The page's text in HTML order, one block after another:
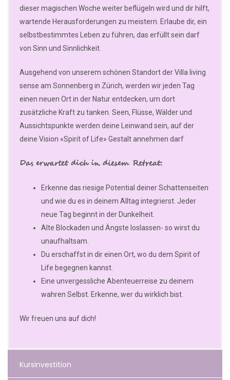
dieser magischen Woche weiter beflügeln wird und dir hilft,
wartende Herausforderungen zu meistern. Erlaube dir, ein
selbstbestimmtes Leben zu führen, das erfüllt sein darf
von Sinn und Sinnlichkeit.
Ausgehend von unserem schönen Standort der Villa living
sense am Sonnenberg in Zürich, werden wir jeden Tag
einen neuen Ort in der Natur entdecken, um dort
zusätzliche Kraft zu tanken. Seen, Flüsse, Wälder und
Aussichtspunkte werden deine Leinwand sein, auf der
deine Vision «Spirit of Life» Gestalt annehmen darf
Das erwartet dich in diesem Retreat:
Erkenne das riesige Potential deiner Schattenseiten
und wie du es in deinem Alltag integrierst. Jeder
neue Tag beginnt in der Dunkelheit.
Alte Blockaden und Ängste loslassen- so wirst du
unaufhaltsam.
Du erschaffst in dir einen Ort, wo du dem Spirit of
Life begegnen kannst.
Eine unvergessliche Abenteuerreise zu deinem
wahren Selbst. Erkenne, wer du wirklich bist.
Wir freuen uns auf dich!
Kursinvestition